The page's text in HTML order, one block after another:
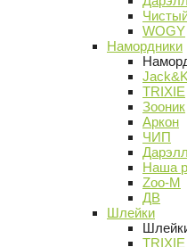
WOGY
Намордники
TRIXIE
Зооник
Аркон
ЧИП
Дарэлл
Наша
Zoo-M
ДВ
Шлейки
TRIXIE